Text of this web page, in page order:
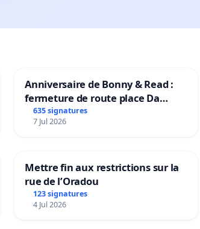
Anniversaire de Bonny & Read :
fermeture de route place Da
Maya M
635 signatures
7 Jul 2026
Mettre fin aux restrictions sur la
rue de l’Oradou
123 signatures
4 Jul 2026